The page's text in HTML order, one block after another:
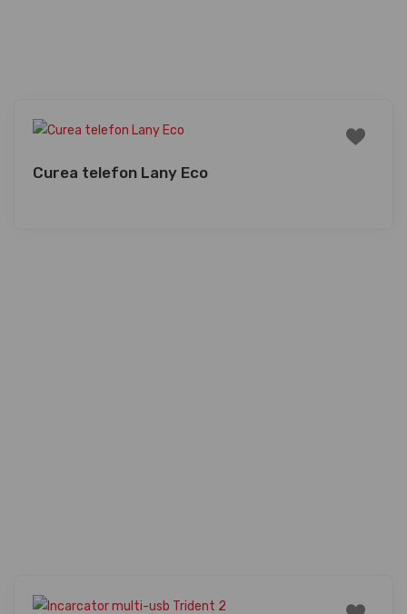
Curea telefon Lany Eco